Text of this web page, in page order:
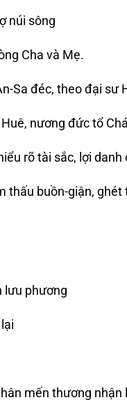
núi sông
Cha và Mẹ.
Sa đéc, theo đại sư
nương đức tổ
rõ tài sắc, lợi danh
thấu buồn-giận,
lưu phương
mến thương nhận